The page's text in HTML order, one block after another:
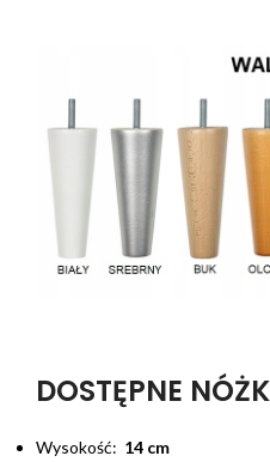
DOSTĘPNE
Wysokość: 14 cm